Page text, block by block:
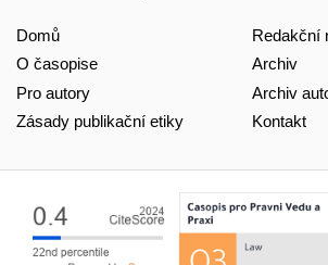
Domů
O časopise
Pro autory
Zásady publikační etiky
Redakční
Archiv
Archiv
Kontakt